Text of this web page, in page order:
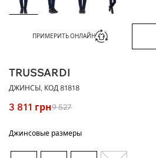
ПРИМЕРИТЬ ОНЛАЙН
TRUSSARDI
ДЖИНСЫ, КОД 81818
3 811 грн9 527
Джинсовые размеры